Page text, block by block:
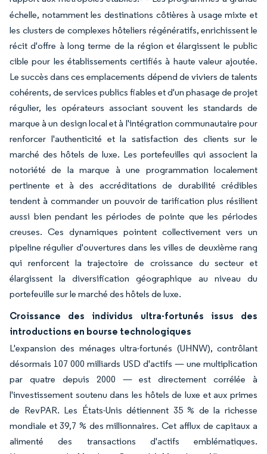
échelle, notamment les destinations côtières à usage mixte et
les clusters de complexes hôteliers régénératifs, enrichissent le
récit d'offre à long terme de la région et élargissent le public
cible pour les établissements certifiés à haute valeur ajoutée.
Le succès dans ces emplacements dépend de viviers de talents
cohérents, de services publics fiables et d'un phasage de projet
régulier, les opérateurs associant souvent les standards de
marque à un design local et à l'intégration communautaire pour
renforcer l'authenticité et la satisfaction des clients sur le
marché des hôtels de luxe. Les portefeuilles qui associent la
notoriété de la marque à une programmation localement
pertinente et à des accréditations de durabilité crédibles
tendent à commander un pouvoir de tarification plus résilient
aussi bien pendant les périodes de pointe que les périodes
creuses. Ces dynamiques pointent collectivement vers un
pipeline régulier d'ouvertures dans les villes de deuxième rang
qui renforcent la trajectoire de croissance du secteur et
élargissent la diversification géographique au niveau du
portefeuille sur le marché des hôtels de luxe.
Croissance des individus ultra-fortunés issus des
introductions en bourse technologiques
L'expansion des ménages ultra-fortunés (UHNW), contrôlant
désormais 107 000 milliards USD d'actifs — une multiplication
par quatre depuis 2000 — est directement corrélée à
l'investissement soutenu dans les hôtels de luxe et aux primes
de RevPAR. Les États-Unis détiennent 35 % de la richesse
mondiale et 39,7 % des millionnaires. Cet afflux de capitaux a
alimenté des transactions d'actifs emblématiques.